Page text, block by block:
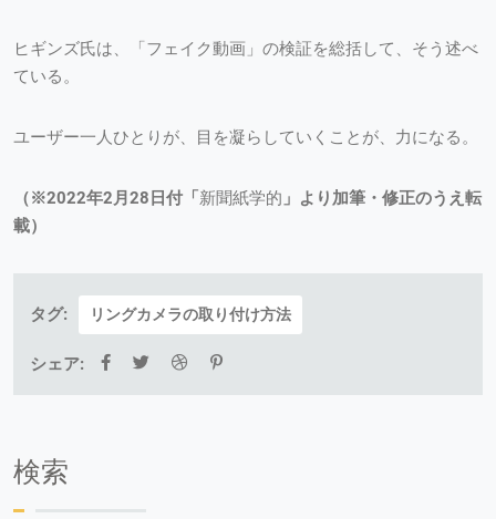
ヒギンズ氏は、「フェイク動画」の検証を総括して、そう述べ
ている。
ユーザー一人ひとりが、目を凝らしていくことが、力になる。
（※2022年2月28日付「 新聞紙学的 」より加筆・修正のうえ転
載）
タグ: リングカメラの取り付け方法
シェア:
検索